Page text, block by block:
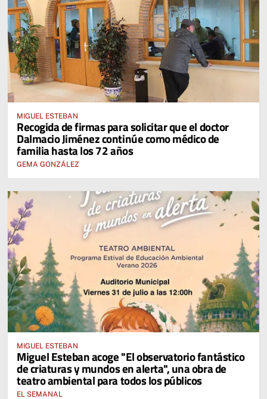
MIGUEL ESTEBAN
Recogida de firmas para solicitar que el doctor
Dalmacio Jiménez continúe como médico de
familia hasta los 72 años
GEMA GONZÁLEZ
MIGUEL ESTEBAN
Miguel Esteban acoge "El observatorio fantástico
de criaturas y mundos en alerta", una obra de
teatro ambiental para todos los públicos
EL SEMANAL